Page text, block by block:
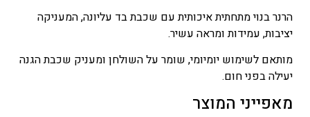
הרנר בנוי מתחתית איכותית עם שכבת בד עליונה, המעניקה
יציבות, עמידות ומראה עשיר.
מותאם לשימוש יומיומי, שומר על השולחן ומעניק שכבת הגנה
יעילה בפני חום.
מאפייני המוצר